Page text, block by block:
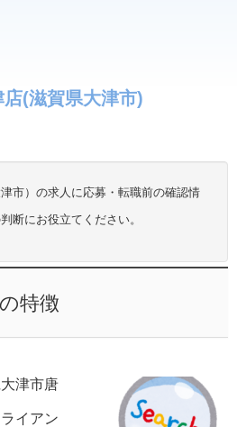
(滋賀県大津市)
市）の求人に応募・転職前の確認情
断にお役立てください。
特徴
津市唐
イアン